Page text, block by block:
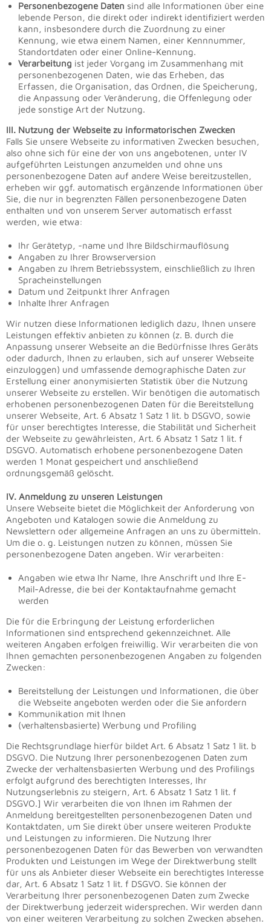
Personenbezogene Daten sind alle Informationen über eine
lebende Person, die direkt oder indirekt identifiziert werden
kann, insbesondere durch die Zuordnung zu einer
Kennung, wie etwa einem Namen, einer Kennnummer,
Standortdaten oder einer Online-Kennung.
Verarbeitung ist jeder Vorgang im Zusammenhang mit
personenbezogenen Daten, wie das Erheben, das
Erfassen, die Organisation, das Ordnen, die Speicherung,
die Anpassung oder Veränderung, die Offenlegung oder
jede sonstige Art der Nutzung.
III. Nutzung der Webseite zu informatorischen Zwecken
Falls Sie unsere Webseite zu informativen Zwecken besuchen,
also ohne sich für eine der von uns angebotenen, unter IV
aufgeführten Leistungen anzumelden und ohne uns
personenbezogene Daten auf andere Weise bereitzustellen,
erheben wir ggf. automatisch ergänzende Informationen über
Sie, die nur in begrenzten Fällen personenbezogene Daten
enthalten und von unserem Server automatisch erfasst
werden, wie etwa:
Ihr Gerätetyp, -name und Ihre Bildschirmauflösung
Angaben zu Ihrer Browserversion
Angaben zu Ihrem Betriebssystem, einschließlich zu Ihren
Spracheinstellungen
Datum und Zeitpunkt Ihrer Anfragen
Inhalte Ihrer Anfragen
Wir nutzen diese Informationen lediglich dazu, Ihnen unsere
Leistungen effektiv anbieten zu können (z. B. durch die
Anpassung unserer Webseite an die Bedürfnisse Ihres Geräts
oder dadurch, Ihnen zu erlauben, sich auf unserer Webseite
einzuloggen) und umfassende demographische Daten zur
Erstellung einer anonymisierten Statistik über die Nutzung
unserer Webseite zu erstellen. Wir benötigen die automatisch
erhobenen personenbezogenen Daten für die Bereitstellung
unserer Webseite, Art. 6 Absatz 1 Satz 1 lit. b DSGVO, sowie
für unser berechtigtes Interesse, die Stabilität und Sicherheit
der Webseite zu gewährleisten, Art. 6 Absatz 1 Satz 1 lit. f
DSGVO. Automatisch erhobene personenbezogene Daten
werden 1 Monat gespeichert und anschließend
ordnungsgemäß gelöscht.
IV. Anmeldung zu unseren Leistungen
Unsere Webseite bietet die Möglichkeit der Anforderung von
Angeboten und Katalogen sowie die Anmeldung zu
Newslettern oder allgemeine Anfragen an uns zu übermitteln.
Um die o. g. Leistungen nutzen zu können, müssen Sie
personenbezogene Daten angeben. Wir verarbeiten:
Angaben wie etwa Ihr Name, Ihre Anschrift und Ihre E-
Mail-Adresse, die bei der Kontaktaufnahme gemacht
werden
Die für die Erbringung der Leistung erforderlichen
Informationen sind entsprechend gekennzeichnet. Alle
weiteren Angaben erfolgen freiwillig. Wir verarbeiten die von
Ihnen gemachten personenbezogenen Angaben zu folgenden
Zwecken:
Bereitstellung der Leistungen und Informationen, die über
die Webseite angeboten werden oder die Sie anfordern
Kommunikation mit Ihnen
(verhaltensbasierte) Werbung und Profiling
Die Rechtsgrundlage hierfür bildet Art. 6 Absatz 1 Satz 1 lit. b
DSGVO. Die Nutzung Ihrer personenbezogenen Daten zum
Zwecke der verhaltensbasierten Werbung und des Profilings
erfolgt aufgrund des berechtigten Interesses, Ihr
Nutzungserlebnis zu steigern, Art. 6 Absatz 1 Satz 1 lit. f
DSGVO.] Wir verarbeiten die von Ihnen im Rahmen der
Anmeldung bereitgestellten personenbezogenen Daten und
Kontaktdaten, um Sie direkt über unsere weiteren Produkte
und Leistungen zu informieren. Die Nutzung Ihrer
personenbezogenen Daten für das Bewerben von verwandten
Produkten und Leistungen im Wege der Direktwerbung stellt
für uns als Anbieter dieser Webseite ein berechtigtes Interesse
dar, Art. 6 Absatz 1 Satz 1 lit. f DSGVO. Sie können der
Verarbeitung Ihrer personenbezogenen Daten zum Zwecke
der Direktwerbung jederzeit widersprechen. Wir werden dann
von einer weiteren Verarbeitung zu solchen Zwecken absehen.